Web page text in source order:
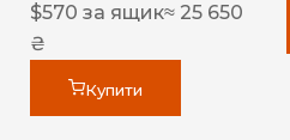
$570 за ящик≈ 25 650
₴
Купити